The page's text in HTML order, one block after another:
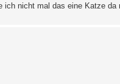
ich nicht mal das eine Katze da